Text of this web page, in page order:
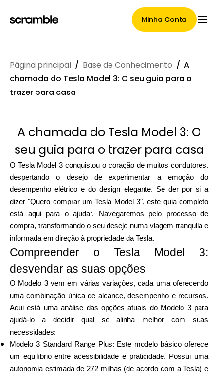
Minha Conta
Página Principal
Termos de cessão de
reclamações
Galeria de Marcas
Seleção de Marca
Calculadoras
Histórico de Rondas
Blog
Página principal / Base de Conhecimento / A
chamada do Tesla Model 3: O seu guia para o
trazer para casa
A chamada do Tesla Model 3: O
seu guia para o trazer para casa
O Tesla Model 3 conquistou o coração de muitos condutores,
despertando o desejo de experimentar a emoção do
desempenho elétrico e do design elegante. Se der por si a
dizer "Quero comprar um Tesla Model 3", este guia completo
está aqui para o ajudar. Navegaremos pelo processo de
compra, transformando o seu desejo numa viagem tranquila e
informada em direção à propriedade da Tesla.
Compreender o Tesla Model 3:
desvendar as suas opções
O Modelo 3 vem em várias variações, cada uma oferecendo
uma combinação única de alcance, desempenho e recursos.
Aqui está uma análise das opções atuais do Modelo 3 para
ajudá-lo a decidir qual se alinha melhor com suas
necessidades:
Modelo 3 Standard Range Plus: Este modelo básico oferece
um equilíbrio entre acessibilidade e praticidade. Possui uma
autonomia estimada de 272 milhas (de acordo com a Tesla) e